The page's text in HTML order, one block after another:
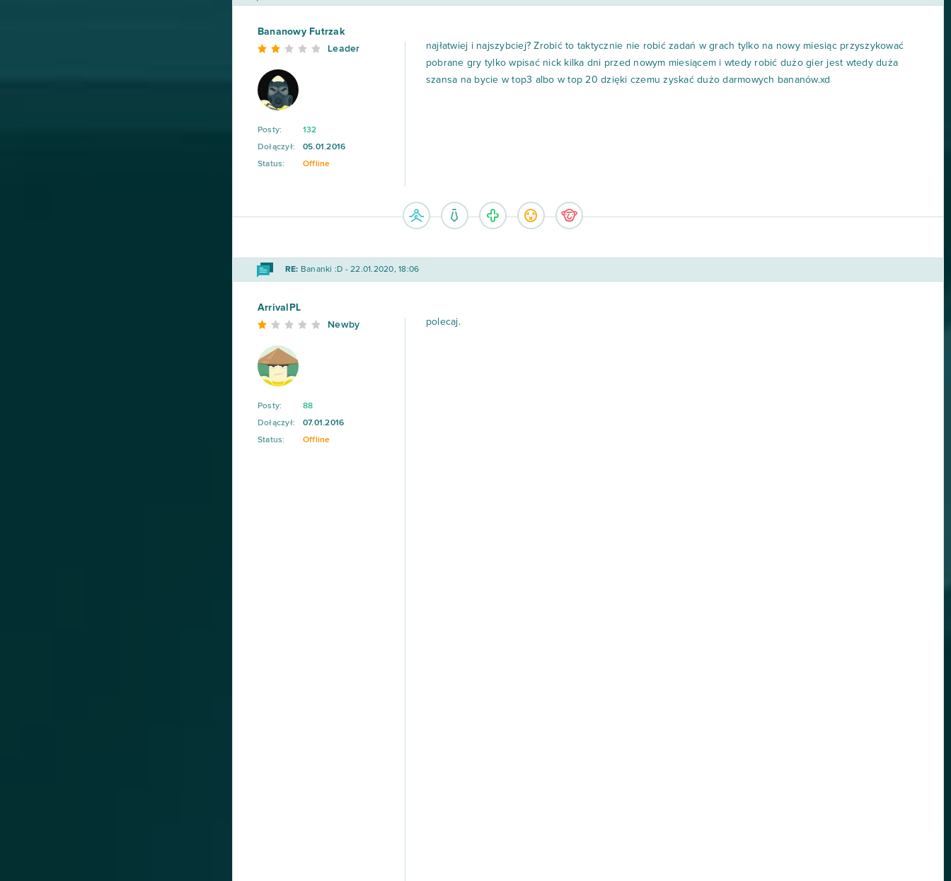
Bananowy Futrzak
Leader
Posty:
132
Dołączył:
05.01.2016
Status:
Offline
najłatwiej i najszybciej? Zrobić to taktycznie nie robić zadań w grach tylko na nowy miesiąc przyszykować
pobrane gry tylko wpisać nick kilka dni przed nowym miesiącem i wtedy robić dużo gier jest wtedy duża
szansa na bycie w top3 albo w top 20 dzięki czemu zyskać dużo darmowych bananów.xd
RE: Bananki :D - 22.01.2020, 18:06
ArrivalPL
Newby
Posty:
88
Dołączył:
07.01.2016
Status:
Offline
polecaj.